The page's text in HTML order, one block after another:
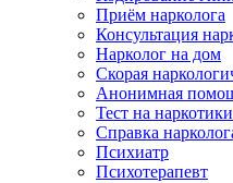
Приём нарколога
Консультация
Нарколог на дом
Скорая
Анонимная
Тест на наркотики
Справка
Психиатр
Психотерапевт